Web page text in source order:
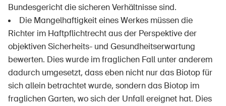
Bundesgericht die sicheren Verhältnisse sind.
Die Mangelhaftigkeit eines Werkes müssen die
Richter im Haftpflichtrecht aus der Perspektive der
objektiven Sicherheits- und Gesundheitserwartung
bewerten. Dies wurde im fraglichen Fall unter anderem
dadurch umgesetzt, dass eben nicht nur das Biotop für
sich allein betrachtet wurde, sondern das Biotop im
fraglichen Garten, wo sich der Unfall ereignet hat. Dies